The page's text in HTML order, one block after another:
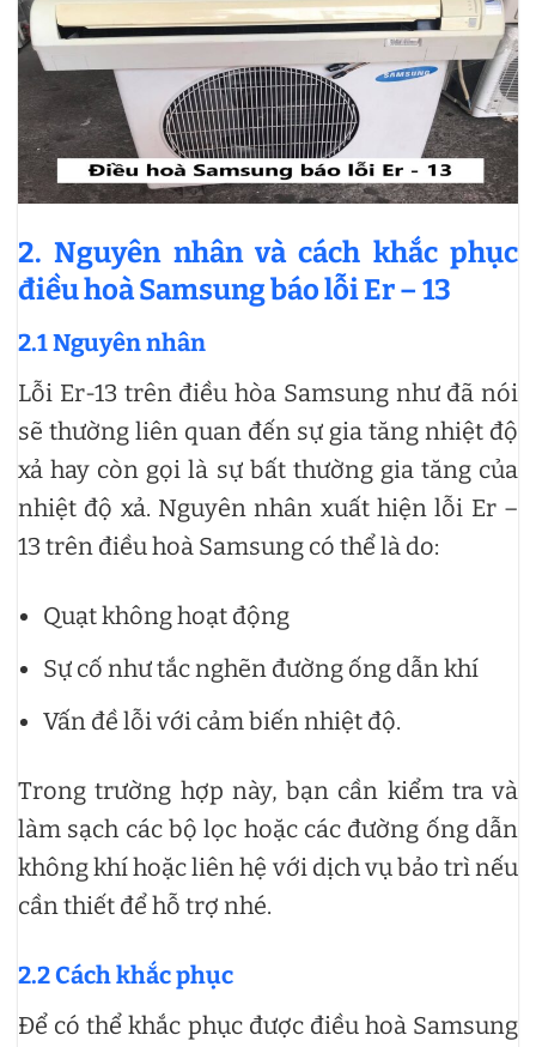
2. Nguyên nhân và cách khắc phục
điều hoà Samsung báo lỗi Er – 13
2.1 Nguyên nhân
Lỗi Er-13 trên điều hòa Samsung như đã nói
sẽ thường liên quan đến sự gia tăng nhiệt độ
xả hay còn gọi là sự bất thường gia tăng của
nhiệt độ xả. Nguyên nhân xuất hiện lỗi Er –
13 trên điều hoà Samsung có thể là do:
Quạt không hoạt động
Sự cố như tắc nghẽn đường ống dẫn khí
Vấn đề lỗi với cảm biến nhiệt độ.
Trong trường hợp này, bạn cần kiểm tra và
làm sạch các bộ lọc hoặc các đường ống dẫn
không khí hoặc liên hệ với dịch vụ bảo trì nếu
cần thiết để hỗ trợ nhé.
2.2 Cách khắc phục
Để có thể khắc phục được điều hoà Samsung